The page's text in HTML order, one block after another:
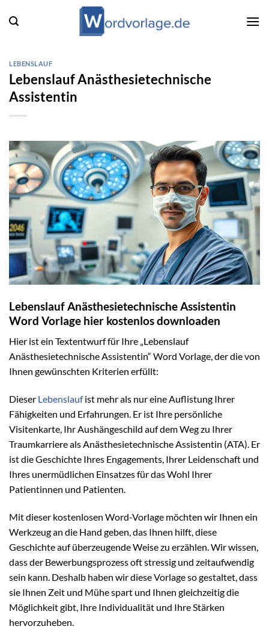
Inhalt
LEBENSLAUF
Lebenslauf Anästhesietechnische
Assistentin
Lebenslauf Anästhesietechnische Assistentin
Word Vorlage hier kostenlos downloaden
Hier ist ein Textentwurf für Ihre „Lebenslauf
Anästhesietechnische Assistentin“ Word Vorlage, der die von
Ihnen gewünschten Kriterien erfüllt:
Dieser Lebenslaufist mehr als nur eine Auflistung Ihrer
Fähigkeiten und Erfahrungen. Er ist Ihre persönliche
Visitenkarte, Ihr Aushängeschild auf dem Weg zu Ihrer
Traumkarriere als Anästhesietechnische Assistentin (ATA). Er
ist die Geschichte Ihres Engagements, Ihrer Leidenschaft und
Ihres unermüdlichen Einsatzes für das Wohl Ihrer
Patientinnen und Patienten.
Mit dieser kostenlosen Word-Vorlage möchten wir Ihnen ein
Werkzeug an die Hand geben, das Ihnen hilft, diese
Geschichte auf überzeugende Weise zu erzählen. Wir wissen,
dass der Bewerbungsprozess oft stressig und zeitaufwendig
sein kann. Deshalb haben wir diese Vorlage so gestaltet, dass
sie Ihnen Zeit und Mühe spart und Ihnen gleichzeitig die
Möglichkeit gibt, Ihre Individualität und Ihre Stärken
hervorzuheben.